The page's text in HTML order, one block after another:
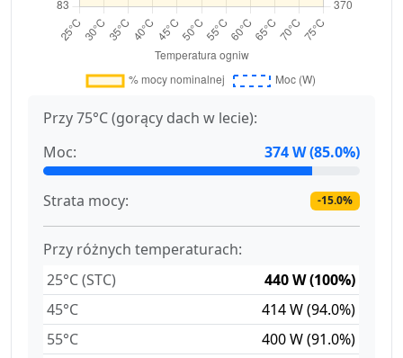
Przy 75°C (gorący dach w lecie):
Moc:
374 W (85.0%)
Strata mocy: -15.0%
Przy różnych temperaturach:
25°C (STC)
440 W (100%)
45°C
414 W (94.0%)
55°C
400 W (91.0%)